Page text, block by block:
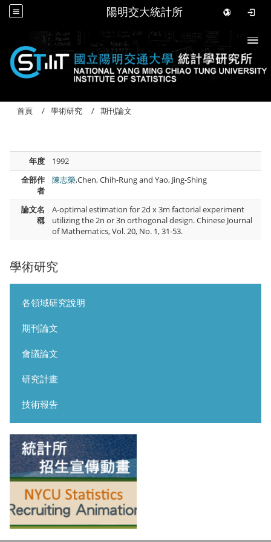
陽明交大統計所
學術研究
各領域研究說明
期刊論文
會議論文
研究計畫
技術報告
首頁 學術研究 期刊論文
年度
1992
全部作
者
陳志榮,Chen, Chih-Rung and Yao, Jing-Shing
論文名
稱
A-optimal estimation for 2d x 3m factorial experiment
utilizing the 2n or 3n orthogonal design. Chinese Journal
of Mathematics, Vol. 20, No. 1, 31-53.